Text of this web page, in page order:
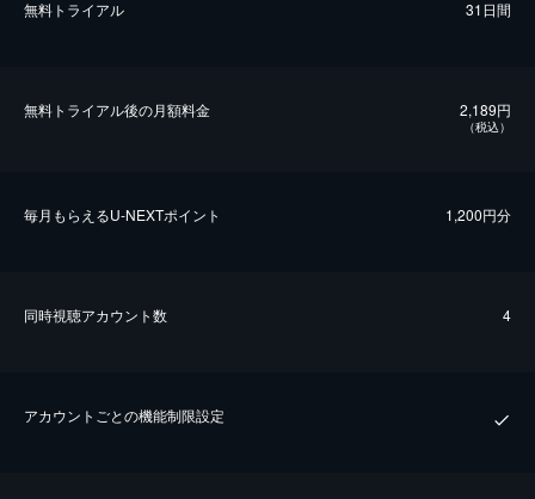
無料トライアル 31日間
無料トライアル後の⽉額料金 2,189円
（税込）
毎⽉もらえるU-NEXTポイント 1,200円分
同時視聴アカウント数 4
アカウントごとの機能制限設定